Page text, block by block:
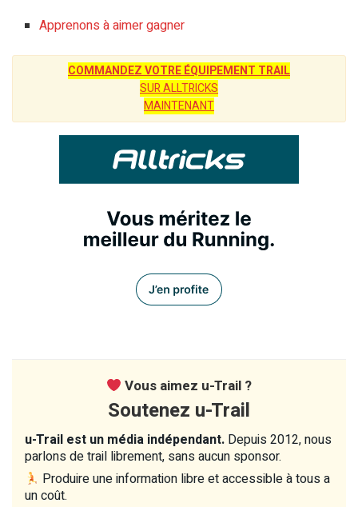
Apprenons à aimer gagner
COMMANDEZ VOTRE ÉQUIPEMENT TRAIL
SUR ALLTRICKS
MAINTENANT
Vous aimez u-Trail ?
Soutenez u-Trail
u-Trail est un média indépendant. Depuis 2012, nous
parlons de trail librement, sans aucun sponsor.
Produire une information libre et accessible à tous a
un coût.